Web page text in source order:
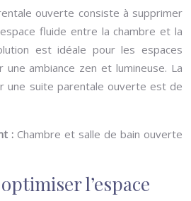
ouverte consiste à supprimer
fluide entre la chambre et la
est idéale pour les espaces
ambiance zen et lumineuse. La
une suite parentale ouverte est de
: Chambre et salle de bain ouverte
l’espace